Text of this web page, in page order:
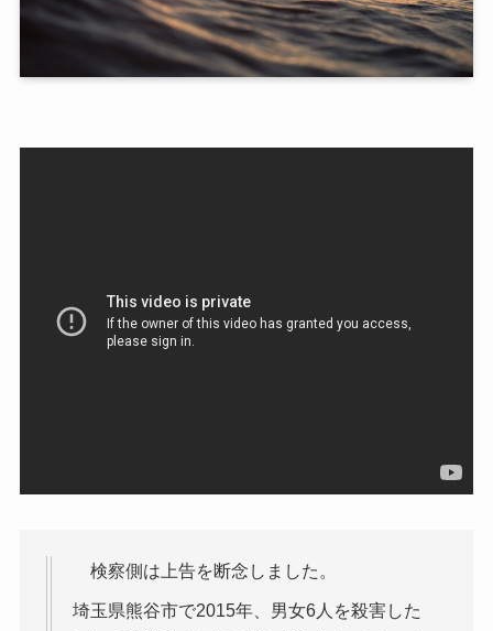
検察側は上告を断念しました。
埼玉県熊谷市で2015年、男女6人を殺害した